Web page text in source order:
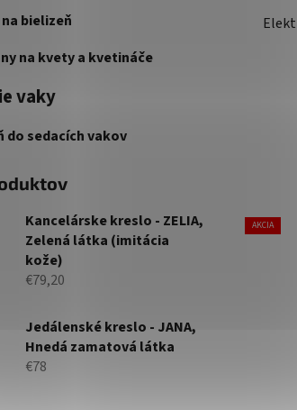
bielizeň
na kvety a kvetináče
vaky
do sedacích vakov
Kancelárske kreslo - ZELIA,
Zelená látka (imitácia
kože)
€79,20
Jedálenské kreslo - JANA,
Hnedá zamatová látka
€78
AKCIA